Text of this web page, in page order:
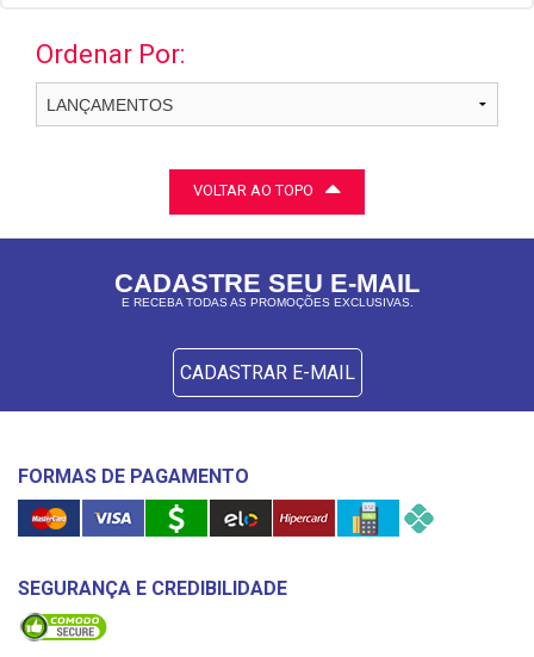
Ordenar Por:
VOLTAR AO TOPO
CADASTRE SEU E-MAIL
E RECEBA TODAS AS PROMOÇÕES EXCLUSIVAS.
CADASTRAR E-MAIL
FORMAS DE PAGAMENTO
SEGURANÇA E CREDIBILIDADE